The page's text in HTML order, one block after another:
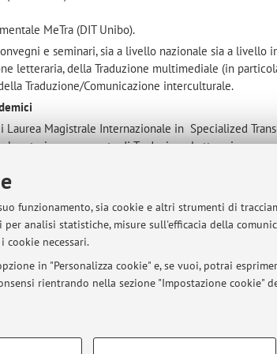
funzionamento, sia cookie e altri strumenti di
analisi statistiche, misure sull'efficacia della
cookie necessari.
in "Personalizza cookie" e, se vuoi, potrai
rientrando nella sezione "Impostazione cookie"
COOKIE
MeTra (DIT Unibo).
e seminari, sia a livello nazionale sia a livello
letteraria, della Traduzione multimediale (in
Traduzione/Comunicazione interculturale.
Laurea Magistrale Internazionale in Specialized
permanente di Traduzione Letteraria
Tirocini di Scuola.
free lance e interpete di trattativa presso
case editrici anche con attività di scouting